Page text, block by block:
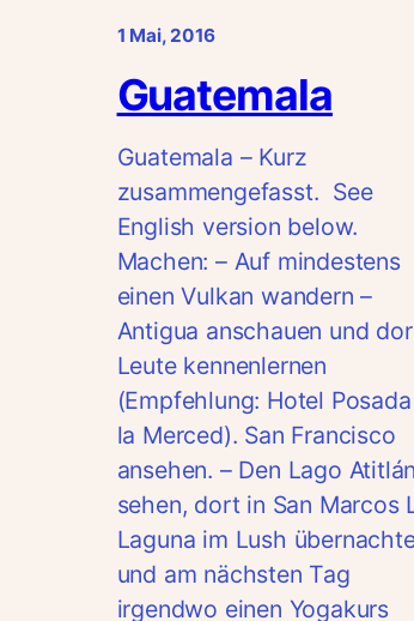
1 Mai, 2016
Guatemala
Guatemala – Kurz
zusammengefasst. See
English version below.
Machen: – Auf mindestens
einen Vulkan wandern –
Antigua anschauen und
Leute kennenlernen
(Empfehlung: Hotel Posada
la Merced). San Francisco
ansehen. – Den Lago Atitlán
sehen, dort in San Marcos
Laguna im Lush
und am nächsten Tag
irgendwo einen Yogakurs